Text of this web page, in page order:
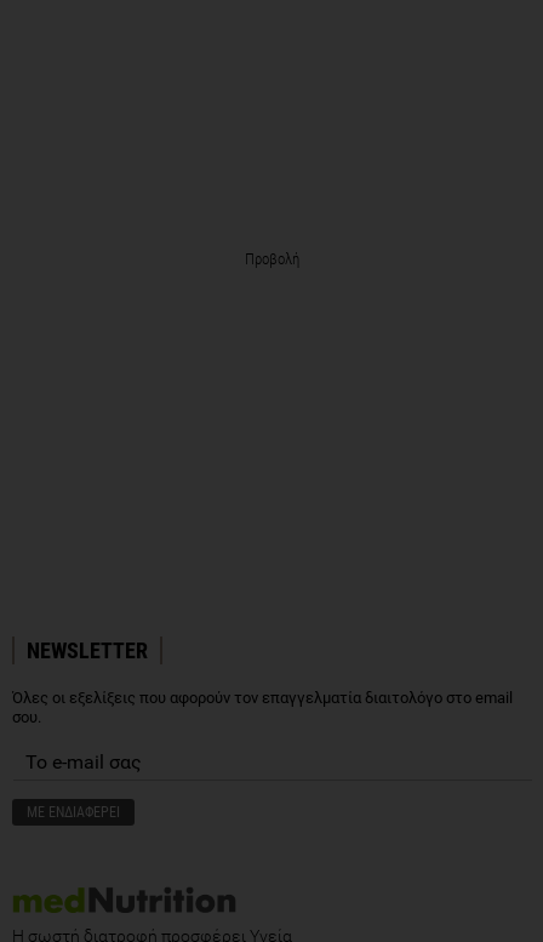
Προβολή
NEWSLETTER
Όλες οι εξελίξεις που αφορούν τον επαγγελματία διαιτολόγο στο email
σου.
Η σωστή διατροφή προσφέρει Υγεία